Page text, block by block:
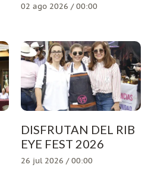
02 ago 2026 / 00:00
DISFRUTAN DEL RIB
EYE FEST 2026
26 jul 2026 / 00:00